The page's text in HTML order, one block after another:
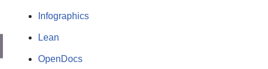
Infographics
Lean
OpenDocs